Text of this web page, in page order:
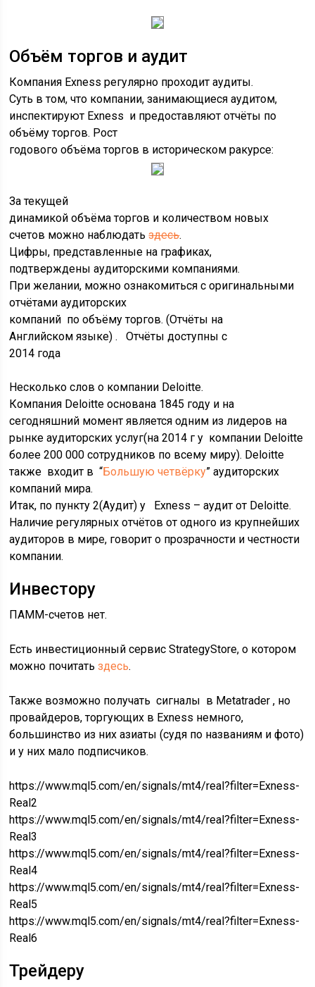
Объём торгов и аудит
Компания Exness регулярно проходит аудиты.
Суть в том, что компании, занимающиеся аудитом,
инспектируют Exness и предоставляют отчёты по
объёму торгов. Рост
годового объёма торгов в историческом ракурсе:
За текущей
динамикой объёма торгов и количеством новых
счетов можно наблюдатьздесь.
Цифры, представленные на графиках,
подтверждены аудиторскими компаниями.
При желании, можно ознакомиться с оригинальными
отчётами аудиторских
компаний по объёму торгов. (Отчёты на
Английском языке) . Отчёты доступны с
2014 года
Несколько слов о компании Deloitte.
Компания Deloitte основана 1845 году и на
сегодняшний момент является одним из лидеров на
рынке аудиторских услуг(на 2014 г у компании Deloitte
более 200 000 сотрудников по всему миру). Deloitte
также входит в “Большую четвёрку” аудиторских
компаний мира.
Итак, по пункту 2(Аудит) у Exness – аудит от Deloitte.
Наличие регулярных отчётов от одного из крупнейших
аудиторов в мире, говорит о прозрачности и честности
компании.
Инвестору
ПАММ-счетов нет.
Есть инвестиционный сервис StrategyStore, о котором
можно почитатьздесь.
Также возможно получать сигналы в Metatrader , но
провайдеров, торгующих в Exness немного,
большинство из них азиаты (судя по названиям и фото)
и у них мало подписчиков.
https://www.mql5.com/en/signals/mt4/real?filter=Exness-
Real2
https://www.mql5.com/en/signals/mt4/real?filter=Exness-
Real3
https://www.mql5.com/en/signals/mt4/real?filter=Exness-
Real4
https://www.mql5.com/en/signals/mt4/real?filter=Exness-
Real5
https://www.mql5.com/en/signals/mt4/real?filter=Exness-
Real6
Трейдеру